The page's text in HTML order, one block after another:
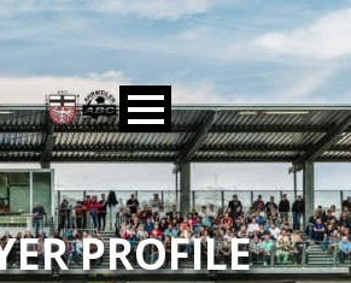
PROFILE